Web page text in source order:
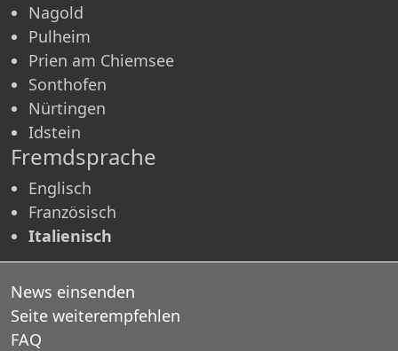
Nagold
Pulheim
Prien am Chiemsee
Sonthofen
Nürtingen
Idstein
Fremdsprache
Englisch
Französisch
Italienisch
News einsenden
Seite weiterempfehlen
FAQ